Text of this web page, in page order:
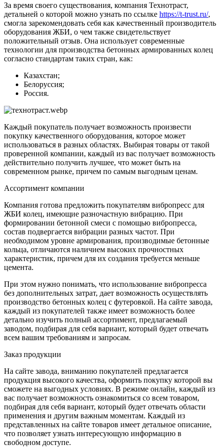
За время своего существования, компания Технотраст,
детальней о которой можно узнать по ссылке https://t-trust.ru/,
смогла зарекомендовать себя как качественный производитель
оборудования ЖБИ, о чем также свидетельствует
положительный отзыв. Она использует современные
технологии для производства бетонных армированных колец
согласно стандартам таких стран, как:
Казахстан;
Белоруссия;
Россия.
Каждый покупатель получает возможность произвести
покупку качественного оборудования, которое может
использоваться в разных областях. Выбирая товары от такой
проверенной компании, каждый из вас получает возможность
действительно получить лучшее, что может быть на
современном рынке, причем по самым выгодным ценам.
Ассортимент компании
Компания готова предложить покупателям вибропресс для
ЖБИ колец, имеющие разночастную вибрацию. При
формировании бетонной смеси с помощью вибропресса,
состав подвергается вибрации разных частот. При
необходимом уровне армирования, производимые бетонные
кольца, отличаются наличием высоких прочностных
характеристик, причем для их создания требуется меньше
цемента.
При этом нужно понимать, что использование вибропресса
без дополнительных затрат, дает возможность осуществлять
производство бетонных колец с футеровкой. На сайте завода,
каждый из покупателей также имеет возможность более
детально изучить полный ассортимент, предлагаемый
заводом, подбирая для себя вариант, который будет отвечать
всем вашим требованиям и запросам.
Заказ продукции
На сайте завода, вниманию покупателей предлагается
продукция высокого качества, оформить покупку которой вы
сможете на выгодных условиях. В режиме онлайн, каждый из
вас получает возможность ознакомиться со всем товаром,
подбирая для себя вариант, который будет отвечать области
применения и другим важным моментам. Каждый из
представленных на сайте товаров имеет детальное описание,
что позволяет узнать интересующую информацию в
свободном доступе.